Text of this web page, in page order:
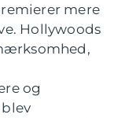
mere
Hollywoods
og